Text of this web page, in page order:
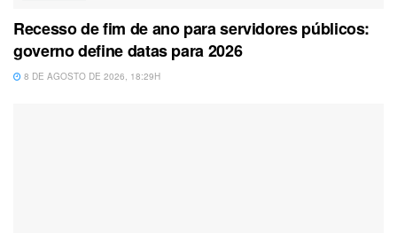
Recesso de fim de ano para servidores públicos:
governo define datas para 2026
8 DE AGOSTO DE 2026, 18:29H